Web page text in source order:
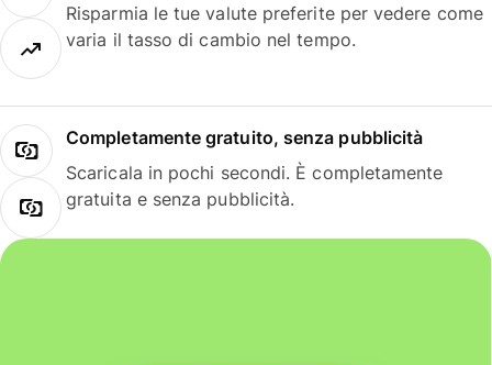
Risparmia le tue valute preferite per vedere come
varia il tasso di cambio nel tempo.
Completamente gratuito, senza pubblicità
Scaricala in pochi secondi. È completamente
gratuita e senza pubblicità.